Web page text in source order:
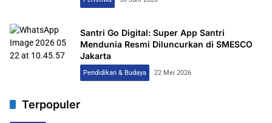
Santri Go Digital: Super App Santri
Mendunia Resmi Diluncurkan di SMESCO
Jakarta
Pendidikan & Budaya 22 Mei 2026
Terpopuler